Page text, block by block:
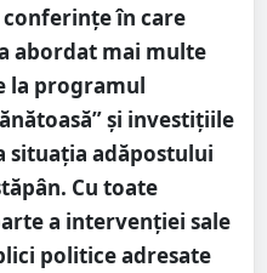
în care
abordat mai multe
la programul
și investițiile
situația adăpostului
Cu toate
a intervenției sale
politice adresate